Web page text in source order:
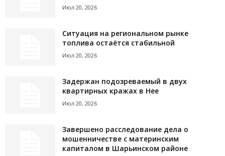
Июл 20, 2026
Ситуация на региональном рынке
топлива остаётся стабильной
Июл 20, 2026
Задержан подозреваемый в двух
квартирных кражах в Нее
Июл 20, 2026
Завершено расследование дела о
мошенничестве с материнским
капиталом в Шарьинском районе